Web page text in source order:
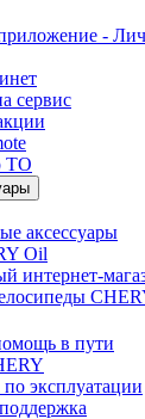
-
сервис
ТО
аксессуары
Oil
интернет-
в пути
по эксплуатации